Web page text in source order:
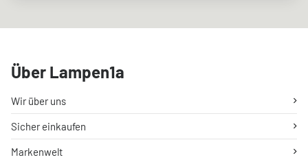
Über Lampen1a
Wir über uns
Sicher einkaufen
Markenwelt